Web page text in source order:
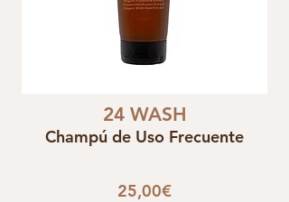
24 WASH
Champú de Uso Frecuente
25,00€